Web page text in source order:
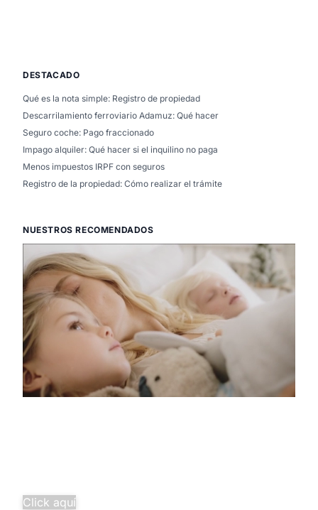
DESTACADO
Qué es la nota simple: Registro de propiedad
Descarrilamiento ferroviario Adamuz: Qué hacer
Seguro coche: Pago fraccionado
Impago alquiler: Qué hacer si el inquilino no paga
Menos impuestos IRPF con seguros
Registro de la propiedad: Cómo realizar el trámite
NUESTROS RECOMENDADOS
Click aquí